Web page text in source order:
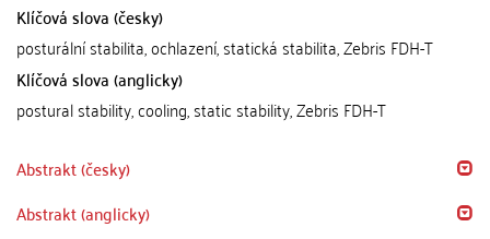
Klíčová slova (česky)
posturální stabilita, ochlazení, statická stabilita, Zebris FDH-T
Klíčová slova (anglicky)
postural stability, cooling, static stability, Zebris FDH-T
Abstrakt (česky)
Abstrakt (anglicky)